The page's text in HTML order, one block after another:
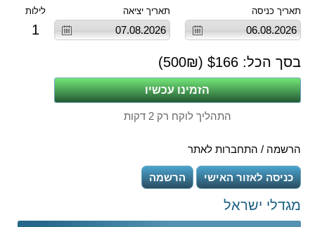
תאריך כניסה תאריך יציאה לילות
1
בסך הכל: $ 166
(
500₪)
התהליך לוקח רק 2 דקות
הרשמה / התחברות לאתר
כניסה לאזור האישי הרשמה
מגדלי ישראל